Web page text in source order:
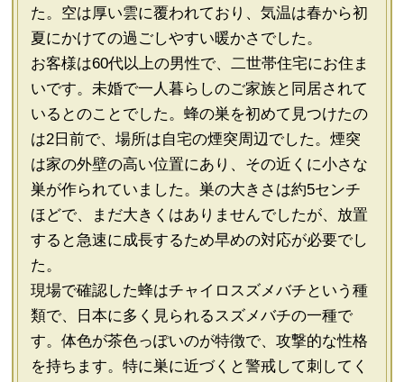
た。空は厚い雲に覆われており、気温は春から初
夏にかけての過ごしやすい暖かさでした。
お客様は60代以上の男性で、二世帯住宅にお住ま
いです。未婚で一人暮らしのご家族と同居されて
いるとのことでした。蜂の巣を初めて見つけたの
は2日前で、場所は自宅の煙突周辺でした。煙突
は家の外壁の高い位置にあり、その近くに小さな
巣が作られていました。巣の大きさは約5センチ
ほどで、まだ大きくはありませんでしたが、放置
すると急速に成長するため早めの対応が必要でし
た。
現場で確認した蜂はチャイロスズメバチという種
類で、日本に多く見られるスズメバチの一種で
す。体色が茶色っぽいのが特徴で、攻撃的な性格
を持ちます。特に巣に近づくと警戒して刺してく